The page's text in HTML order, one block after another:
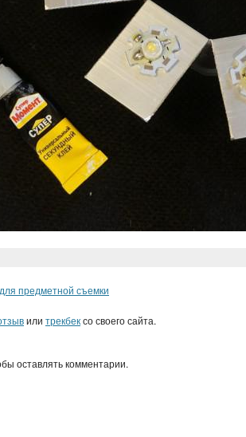
предметной съемки
или трекбексо своего сайта.
оставлять комментарии.